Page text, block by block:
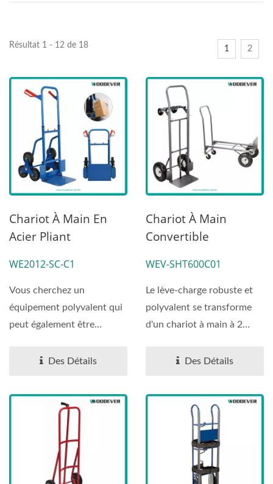
Résultat 1 - 12 de 18 1 2
Chariot À Main En
Acier Pliant
Escaliers Avec Patins.
WE2012-SC-C1
Vous cherchez un
équipement polyvalent qui
peut également être
chariot...
Des Détails
Chariot À Main
Convertible
Acier De 600lbs 2-En-
1
WEV-SHT600C01
Le lève-charge robuste et
polyvalent se transforme
d'un chariot à main à 2
Des Détails